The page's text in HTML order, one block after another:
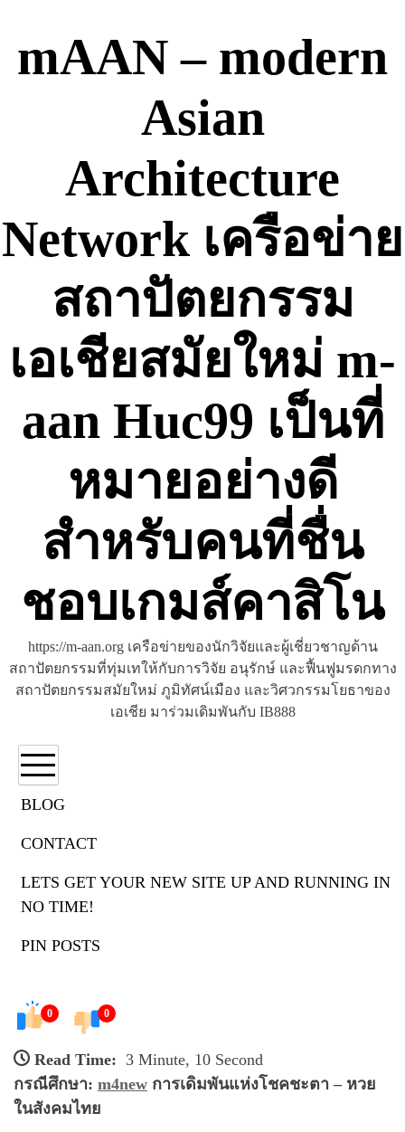
contentmAAN – modern
Asian
Architecture
Network เครือข่าย
สถาปัตยกรรม
เอเชียสมัยใหม่ m-
aan Huc99 เป็นที่
หมายอย่างดี
สำหรับคนที่ชื่น
ชอบเกมส์คาสิโน
https://m-aan.org เครือข่ายของนักวิจัยและผู้เชี่ยวชาญด้าน
สถาปัตยกรรมที่ทุ่มเทให้กับการวิจัย อนุรักษ์ และฟื้นฟูมรดกทาง
สถาปัตยกรรมสมัยใหม่ ภูมิทัศน์เมือง และวิศวกรรมโยธาของ
เอเชีย มาร่วมเดิมพันกับ IB888
BLOG
CONTACT
LETS GET YOUR NEW SITE UP AND RUNNING IN
NO TIME!
PIN POSTS
Less = Extra With M4new เครดิตฟรี
1 เมษายน 2025
0 0
Read Time: 3 Minute, 10 Second
กรณีศึกษา: m4new การเดิมพันแห่งโชคชะตา – หวย
ในสังคมไทย